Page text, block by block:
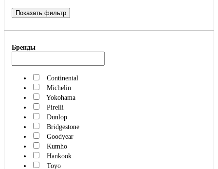
Показать фильтр
Бренды
Continental
Michelin
Yokohama
Pirelli
Dunlop
Bridgestone
Goodyear
Kumho
Hankook
Toyo